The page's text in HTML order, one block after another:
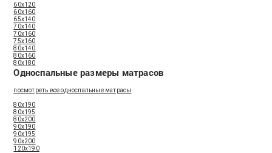
60x120
60x160
65x140
70x140
70x160
75x160
80x140
80x160
80x180
Односпальные размеры матрасов
посмотреть все односпальные матрасы
80x190
80x195
80x200
90x190
90x195
90x200
120x190